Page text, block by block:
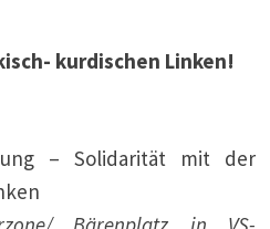
kurdischen Linken!
– Solidarität mit der